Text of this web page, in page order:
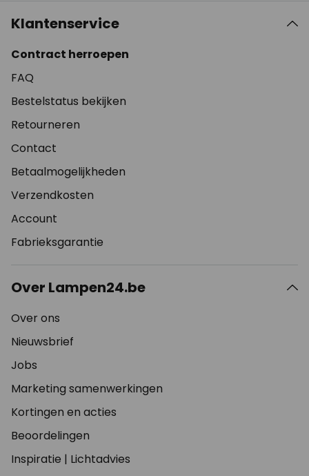
Klantenservice
Contract herroepen
FAQ
Bestelstatus bekijken
Retourneren
Contact
Betaalmogelijkheden
Verzendkosten
Account
Fabrieksgarantie
Over Lampen24.be
Over ons
Nieuwsbrief
Jobs
Marketing samenwerkingen
Kortingen en acties
Beoordelingen
Inspiratie | Lichtadvies